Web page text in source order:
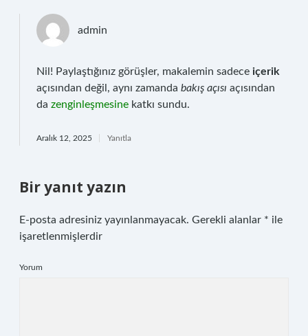
admin
Nil! Paylaştığınız görüşler, makalemin sadece içerik
açısından değil, aynı zamanda bakış açısı açısından
da zenginleşmesine katkı sundu.
Aralık 12, 2025 Yanıtla
Bir yanıt yazın
E-posta adresiniz yayınlanmayacak. Gerekli alanlar * ile
işaretlenmişlerdir
Yorum